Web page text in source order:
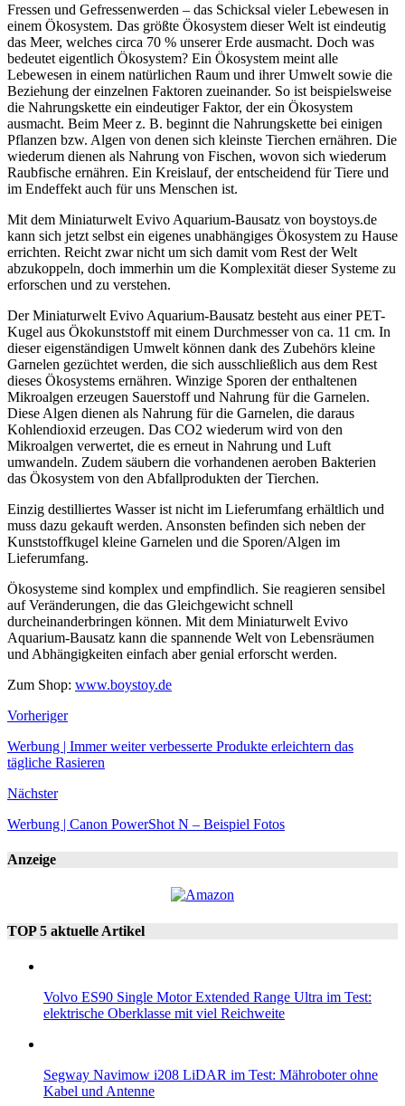
Fressen und Gefressenwerden – das Schicksal vieler Lebewesen in
einem Ökosystem. Das größte Ökosystem dieser Welt ist eindeutig
das Meer, welches circa 70 % unserer Erde ausmacht. Doch was
bedeutet eigentlich Ökosystem? Ein Ökosystem meint alle
Lebewesen in einem natürlichen Raum und ihrer Umwelt sowie die
Beziehung der einzelnen Faktoren zueinander. So ist beispielsweise
die Nahrungskette ein eindeutiger Faktor, der ein Ökosystem
ausmacht. Beim Meer z. B. beginnt die Nahrungskette bei einigen
Pflanzen bzw. Algen von denen sich kleinste Tierchen ernähren. Die
wiederum dienen als Nahrung von Fischen, wovon sich wiederum
Raubfische ernähren. Ein Kreislauf, der entscheidend für Tiere und
im Endeffekt auch für uns Menschen ist.
Mit dem Miniaturwelt Evivo Aquarium-Bausatz von boystoys.de
kann sich jetzt selbst ein eigenes unabhängiges Ökosystem zu Hause
errichten. Reicht zwar nicht um sich damit vom Rest der Welt
abzukoppeln, doch immerhin um die Komplexität dieser Systeme zu
erforschen und zu verstehen.
Der Miniaturwelt Evivo Aquarium-Bausatz besteht aus einer PET-
Kugel aus Ökokunststoff mit einem Durchmesser von ca. 11 cm. In
dieser eigenständigen Umwelt können dank des Zubehörs kleine
Garnelen gezüchtet werden, die sich ausschließlich aus dem Rest
dieses Ökosystems ernähren. Winzige Sporen der enthaltenen
Mikroalgen erzeugen Sauerstoff und Nahrung für die Garnelen.
Diese Algen dienen als Nahrung für die Garnelen, die daraus
Kohlendioxid erzeugen. Das CO2 wiederum wird von den
Mikroalgen verwertet, die es erneut in Nahrung und Luft
umwandeln. Zudem säubern die vorhandenen aeroben Bakterien
das Ökosystem von den Abfallprodukten der Tierchen.
Einzig destilliertes Wasser ist nicht im Lieferumfang erhältlich und
muss dazu gekauft werden. Ansonsten befinden sich neben der
Kunststoffkugel kleine Garnelen und die Sporen/Algen im
Lieferumfang.
Ökosysteme sind komplex und empfindlich. Sie reagieren sensibel
auf Veränderungen, die das Gleichgewicht schnell
durcheinanderbringen können. Mit dem Miniaturwelt Evivo
Aquarium-Bausatz kann die spannende Welt von Lebensräumen
und Abhängigkeiten einfach aber genial erforscht werden.
Zum Shop: www.boystoy.de
Vorheriger
Werbung | Immer weiter verbesserte Produkte erleichtern das
tägliche Rasieren
Nächster
Werbung | Canon PowerShot N – Beispiel Fotos
Anzeige
TOP 5 aktuelle Artikel
Volvo ES90 Single Motor Extended Range Ultra im Test:
elektrische Oberklasse mit viel Reichweite
Segway Navimow i208 LiDAR im Test: Mähroboter ohne
Kabel und Antenne